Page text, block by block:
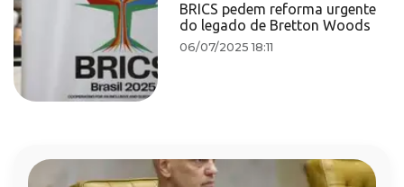
BRICS pedem reforma urgente
do legado de Bretton Woods
06/07/2025 18:11